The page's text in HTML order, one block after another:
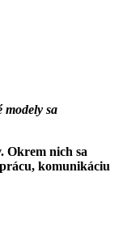
modely sa
Okrem nich sa
komunikáciu